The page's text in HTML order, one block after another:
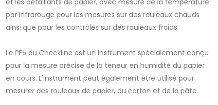
et les détaillants de papier, avec mesure de la température
par infrarouge pour les mesures sur des rouleaux chauds
ainsi que pour les contrôles sur des rouleaux froids.
Le PF5 du Checkline est un instrument spécialement conçu
pour la mesure précise de la teneur en humidité du papier
en cours. L'instrument peut également être utilisé pour
mesurer des rouleaux de papier, du carton et de la pâte.